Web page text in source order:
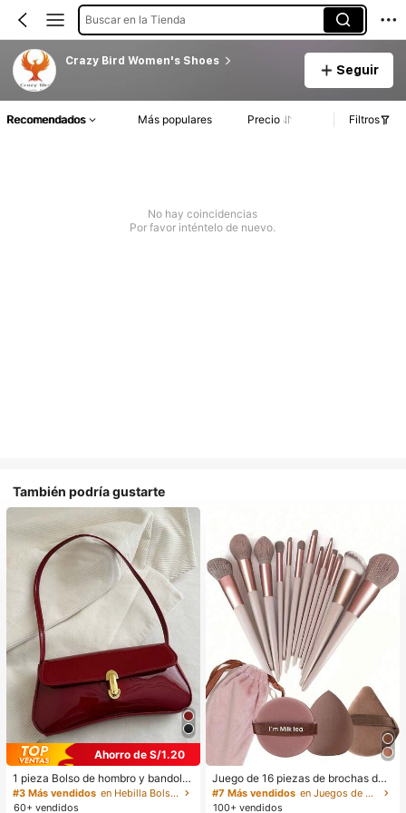
Buscar en la Tienda
Crazy Bird Women's Shoes
Seguir
Recomendados Más populares Precio Filtros
No hay coincidencias
Por favor inténtelo de nuevo.
También podría gustarte
Ahorro de S/1.20
1 pieza Bolso de hombro y bandoler
a de cuero sintético aceitado retro
para mujer, adecuado para citas, sa
#3 Más vendidos
en Hebilla Bolsos De Hombro De Mujer
60+ vendidos
Juego de 16 piezas de brochas de
maquillaje que incluye 13 brochas
de maquillaje, 1 esponja de maquill
#7 Más vendidos
en Juegos de brochas de maquillaje Juegos De Pince
100+ vendidos